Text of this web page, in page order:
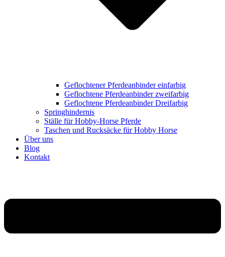
Geflochtener Pferdeanbinder einfarbig
Geflochtene Pferdeanbinder zweifarbig
Geflochtene Pferdeanbinder Dreifarbig
Springhindernis
Ställe für Hobby-Horse Pferde
Taschen und Rucksäcke für Hobby Horse
Über uns
Blog
Kontakt